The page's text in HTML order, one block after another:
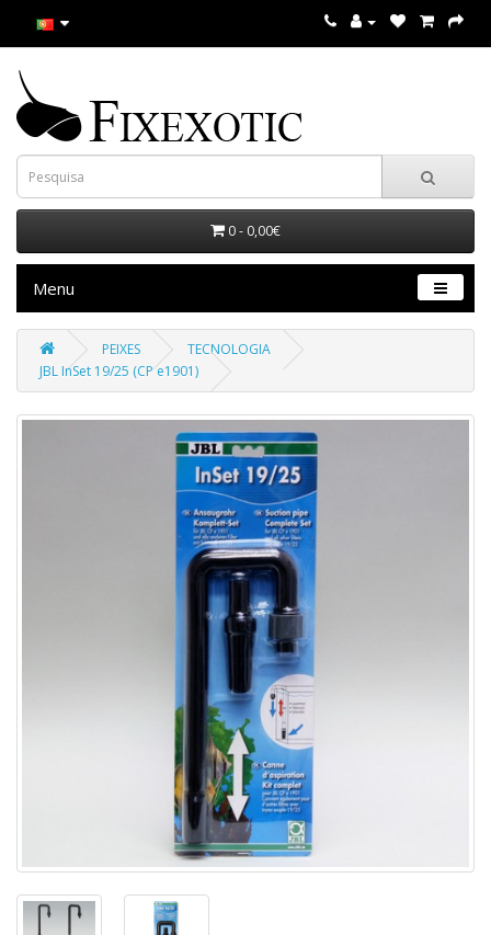
0 - 0,00€
Menu
PEIXES
TECNOLOGIA
JBL InSet 19/25 (CP e1901)